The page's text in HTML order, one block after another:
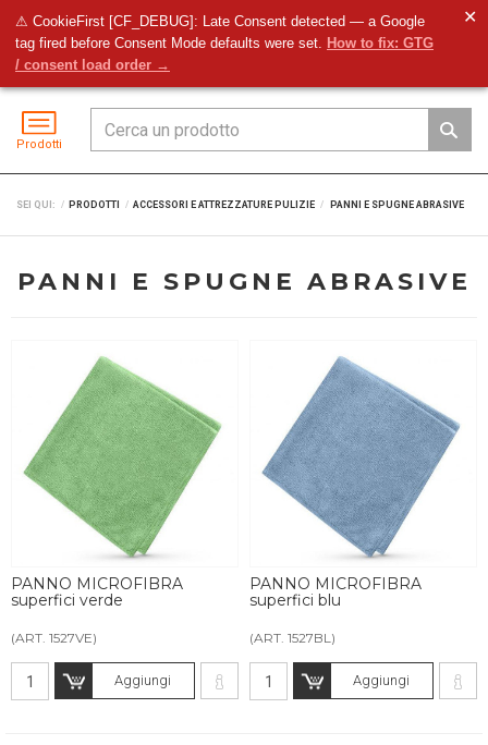
⚠ CookieFirst [CF_DEBUG]: Late Consent detected — a Google
tag fired before Consent Mode defaults were set. How to fix: GTG
/ consent load order →
✕
Prodotti
SEI QUI: PRODOTTI ACCESSORI E ATTREZZATURE PULIZIE PANNI E SPUGNE ABRASIVE
PANNI E SPUGNE ABRASIVE
PANNO MICROFIBRA
superfici verde
(ART. 1527VE)
Aggiungi
PANNO MICROFIBRA
superfici blu
(ART. 1527BL)
Aggiungi